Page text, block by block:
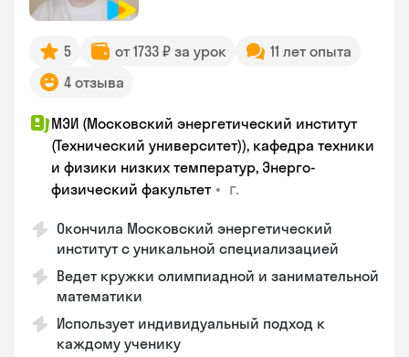
5 от 1733 ₽ за урок
11 лет опыта
4 отзыва
МЭИ (Московский энергетический институт
(Технический университет)), кафедра техники
и физики низких температур, Энерго-
физический факультет • г.
Окончила Московский энергетический
институт с уникальной специализацией
Ведет кружки олимпиадной и занимательной
математики
Использует индивидуальный подход к
каждому ученику